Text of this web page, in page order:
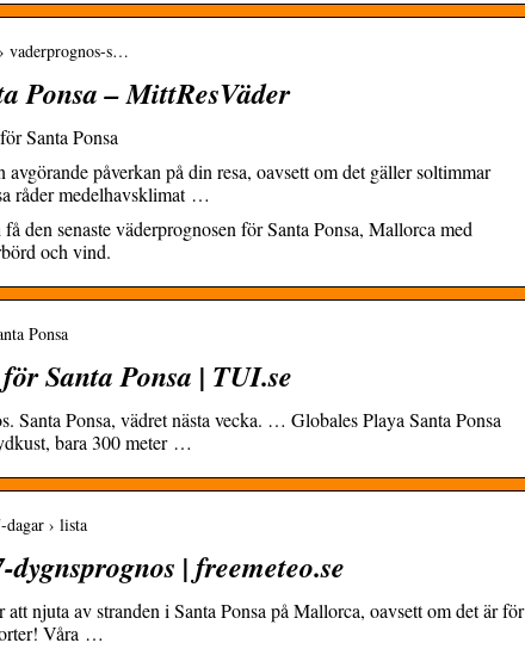
vaderprognos-s…
Ponsa – MittResVäder
Santa Ponsa
påverkan på din resa, oavsett om det gäller soltimmar
råder medelhavsklimat …
den senaste väderprognosen för Santa Ponsa, Mallorca med
och vind.
Ponsa
Santa Ponsa | TUI.se
Santa Ponsa, vädret nästa vecka. … Globales Playa Santa Ponsa
bara 300 meter …
dagar › lista
| freemeteo.se
njuta av stranden i Santa Ponsa på Mallorca, oavsett om det är för
Våra …